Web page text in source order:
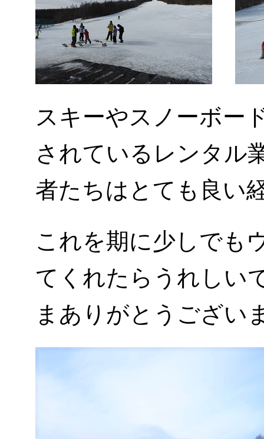
スキーやスノーボー
されているレンタル
者たちはとても良い
これを期に少しでも
てくれたらうれしい
まありがとうござい